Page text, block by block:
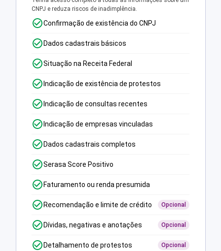
CNPJ e reduza riscos de inadimplência.
Confirmação de existência do CNPJ
Dados cadastrais básicos
Situação na Receita Federal
Indicação de existência de protestos
Indicação de consultas recentes
Indicação de empresas vinculadas
Dados cadastrais completos
Serasa Score Positivo
Faturamento ou renda presumida
Recomendação e limite de crédito Opcional
Dívidas, negativas e anotações Opcional
Detalhamento de protestos Opcional